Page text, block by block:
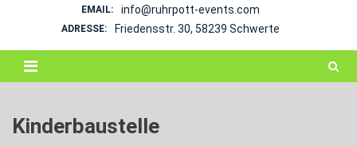
EMAIL: info@ruhrpott-events.com
ADRESSE: Friedensstr. 30, 58239 Schwerte
Kinderbaustelle